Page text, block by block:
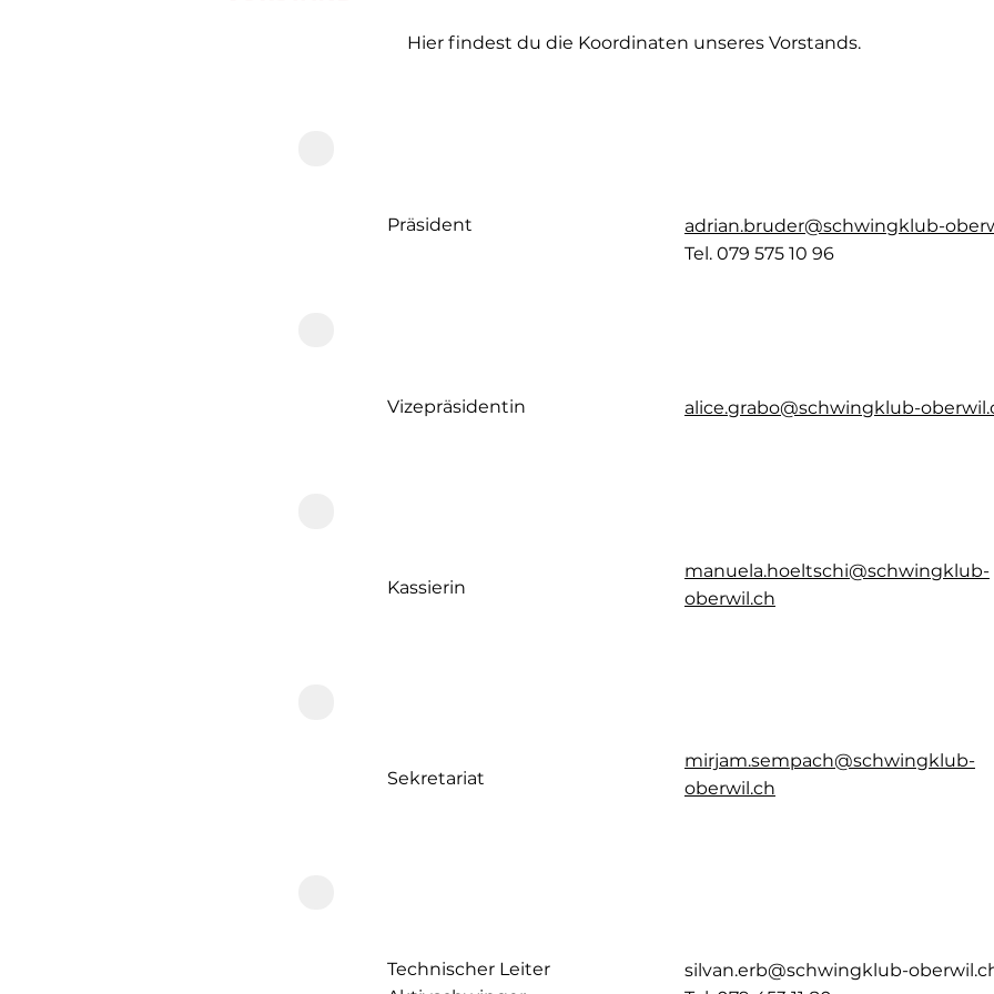
Hier findest du die Koordinaten unseres Vorstands.
Präsident
adrian.bruder@schwingklub-
Tel. 079 575 10 96
Vizepräsidentin alice.grabo@schwingklub-
Kassierin
manuela.hoeltschi@schwingklub-
oberwil.ch
Sekretariat
mirjam.sempach@schwingklub-
oberwil.ch
Technischer Leiter
silvan.erb@schwingklub-